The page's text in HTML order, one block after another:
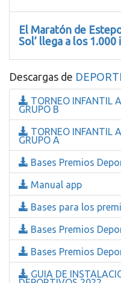
El Maratón de
Sol’ llega a los 1.000
Descargas de
TORNEO INFANTIL
GRUPO B
TORNEO INFANTIL
GRUPO A
Bases Premios
Manual app
Bases para los
Bases Premios
Bases Premios
GUIA DE